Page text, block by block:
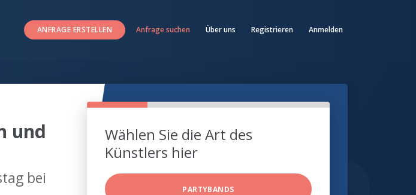
ANFRAGE ERSTELLEN Anfrage suchen Über uns Registrieren Anmelden
und
bei
Wählen Sie die Art des
Künstlers hier
PARTYBANDS